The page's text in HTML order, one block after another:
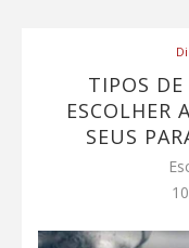
TIPOS DE
ESCOLHER
SEUS